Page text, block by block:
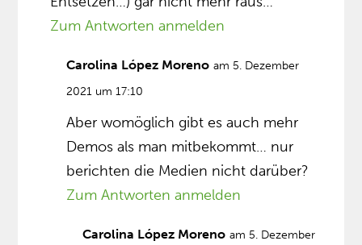
Zum Antworten anmelden
Carolina López Moreno am 5. Dezember
2021 um 17:10
Aber womöglich gibt es auch mehr
Demos als man mitbekommt… nur
berichten die Medien nicht darüber?
Zum Antworten anmelden
Carolina López Moreno am 5. Dezember